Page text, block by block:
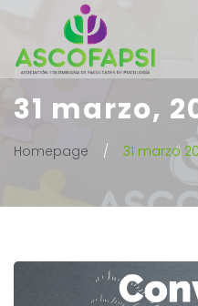
31 marzo,
Homepage 31 marzo